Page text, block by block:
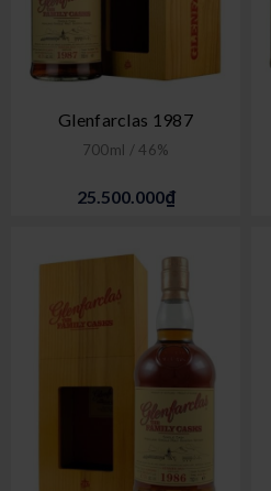
Glenfarclas 1987
700ml / 46%
25.500.000₫